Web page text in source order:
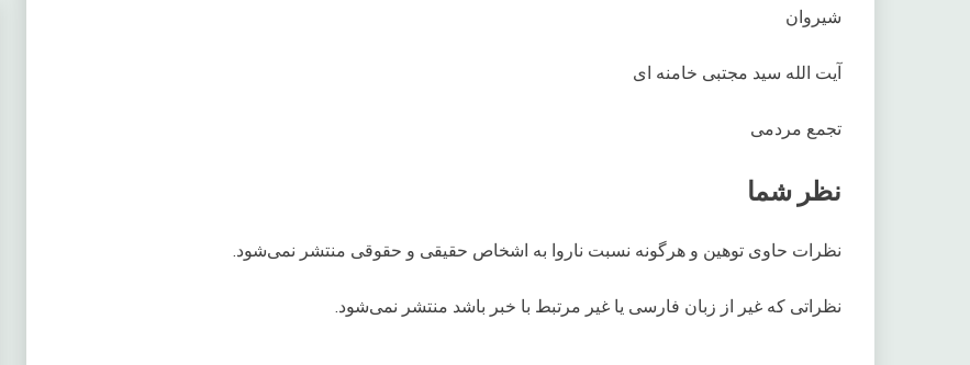
شیروان
آیت الله سید مجتبی خامنه ای
تجمع مردمی
نظر شما
نظرات حاوی توهین و هرگونه نسبت ناروا به اشخاص حقیقی و حقوقی منتشر نمی‌شود.
نظراتی که غیر از زبان فارسی یا غیر مرتبط با خبر باشد منتشر نمی‌شود.